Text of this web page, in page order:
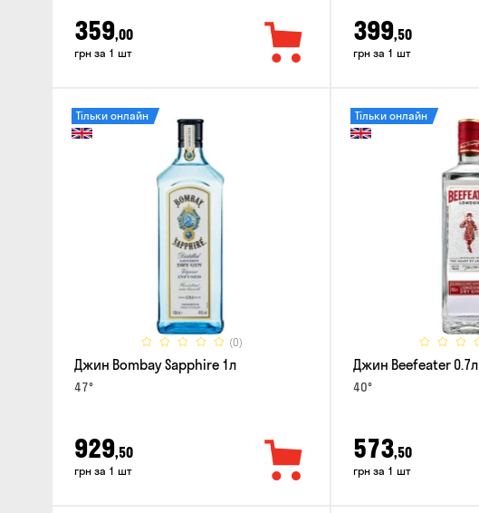
359,00
грн за 1 шт
399,50
грн за 1 шт
(0)
Тільки онлайн
Джин Bombay Sapphire 1л
47°
929,50
грн за 1 шт
Тільки онлайн
Джин Beefeater 0.7л
40°
573,50
грн за 1 шт